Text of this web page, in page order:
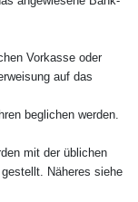
Vorkasse oder
auf das
beglichen werden.
mit der üblichen
Näheres siehe